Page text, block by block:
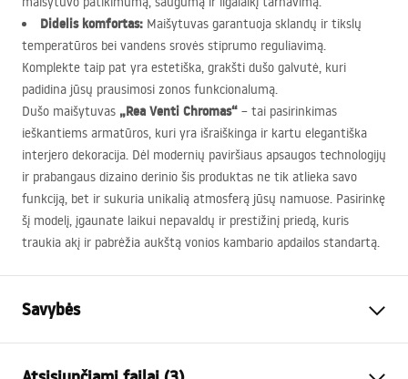
Didelis komfortas: Maišytuvas garantuoja sklandų ir tikslų
temperatūros bei vandens srovės stiprumo reguliavimą.
Komplekte taip pat yra estetiška, grakšti dušo galvutė, kuri
padidina jūsų prausimosi zonos funkcionalumą.
Dušo maišytuvas „Rea Venti Chromas“ – tai pasirinkimas
ieškantiems armatūros, kuri yra išraiškinga ir kartu elegantiška
interjero dekoracija. Dėl modernių paviršiaus apsaugos technologijų
ir prabangaus dizaino derinio šis produktas ne tik atlieka savo
funkciją, bet ir sukuria unikalią atmosferą jūsų namuose. Pasirinkę
šį modelį, įgaunate laikui nepavaldų ir prestižinį priedą, kuris
traukia akį ir pabrėžia aukštą vonios kambario apdailos standartą.
Savybės